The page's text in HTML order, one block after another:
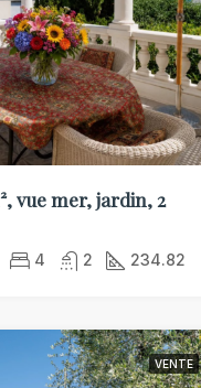
vue mer, jardin, 2
4 2 234.82
VENTE